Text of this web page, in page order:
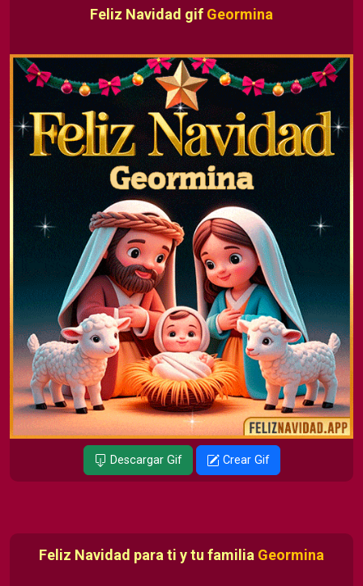
Feliz Navidad gif Geormina
Descargar Gif Crear Gif
Feliz Navidad para ti y tu familia Geormina